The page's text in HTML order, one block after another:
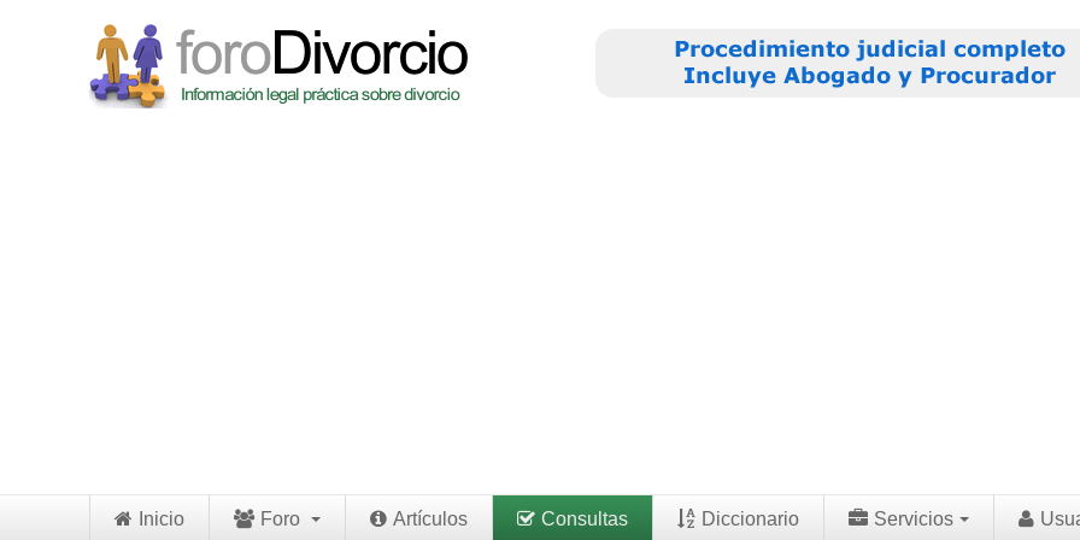
Inicio Foro Artículos Consultas Diccionario Servicios